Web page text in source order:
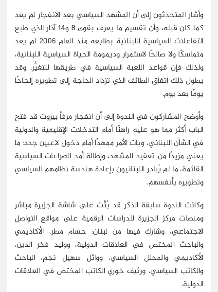
وأشار المتحدثون إلى أن المشهد السياسي بعد الانفجار لم يعد
كما كان قبله، وأن تقسيم ما يعرف بقوى 8 و14 آذار الذي طبع
التفاعلات السياسية اللبنانية بطابعه منذ العام 2006 لم يعد
متماسكًا ولا صالحًا لاستمرار وديمومة الحياة السياسية اللبنانية،
ولذلك فإن قواعد اللعبة السياسية في طريقها للتغيُّر، وقد
يطول ذلك اتفاق الطائف الذي تزداد الحاجة إلى تطويره إلحاحًا
يومًا بعد يوم.
وأوضح المشاركون في الندوة إلى أن انفجار مرفأ بيروت قد فتح
الباب أكثر مما هو عليه راهنًا أمام التدخلات الإقليمية والدولية
في الشأن اللبناني، وبات الأمر ممهدًا أمام دخول لاعبين جدد؛ ما
يعني مزيدًا من تعقيد المشهد، وإطالة أمد الصراعات السياسية
القائمة، ما لم يُبادر اللبنانيون بإعادة هندسة نظامهم السياسي
وتطويره بأنفسهم.
وكانت الندوة سابقة الذكر قد بُثَّت على شاشة الجزيرة مباشر
ومنصات مركز الجزيرة للدراسات الرقمية على مواقع التواصل
الاجتماعي، وشارك فيها من لبنان: حسام مطر، الأكاديمي
والباحث المختص في العلاقات الدولية، ووليد فخر الدين،
الأكاديمي والمحلل السياسي، ووائل سهيل نجم، الباحث
والكاتب السياسي، ورئيف خوري الكاتب المختص في العلاقات
الدولية.